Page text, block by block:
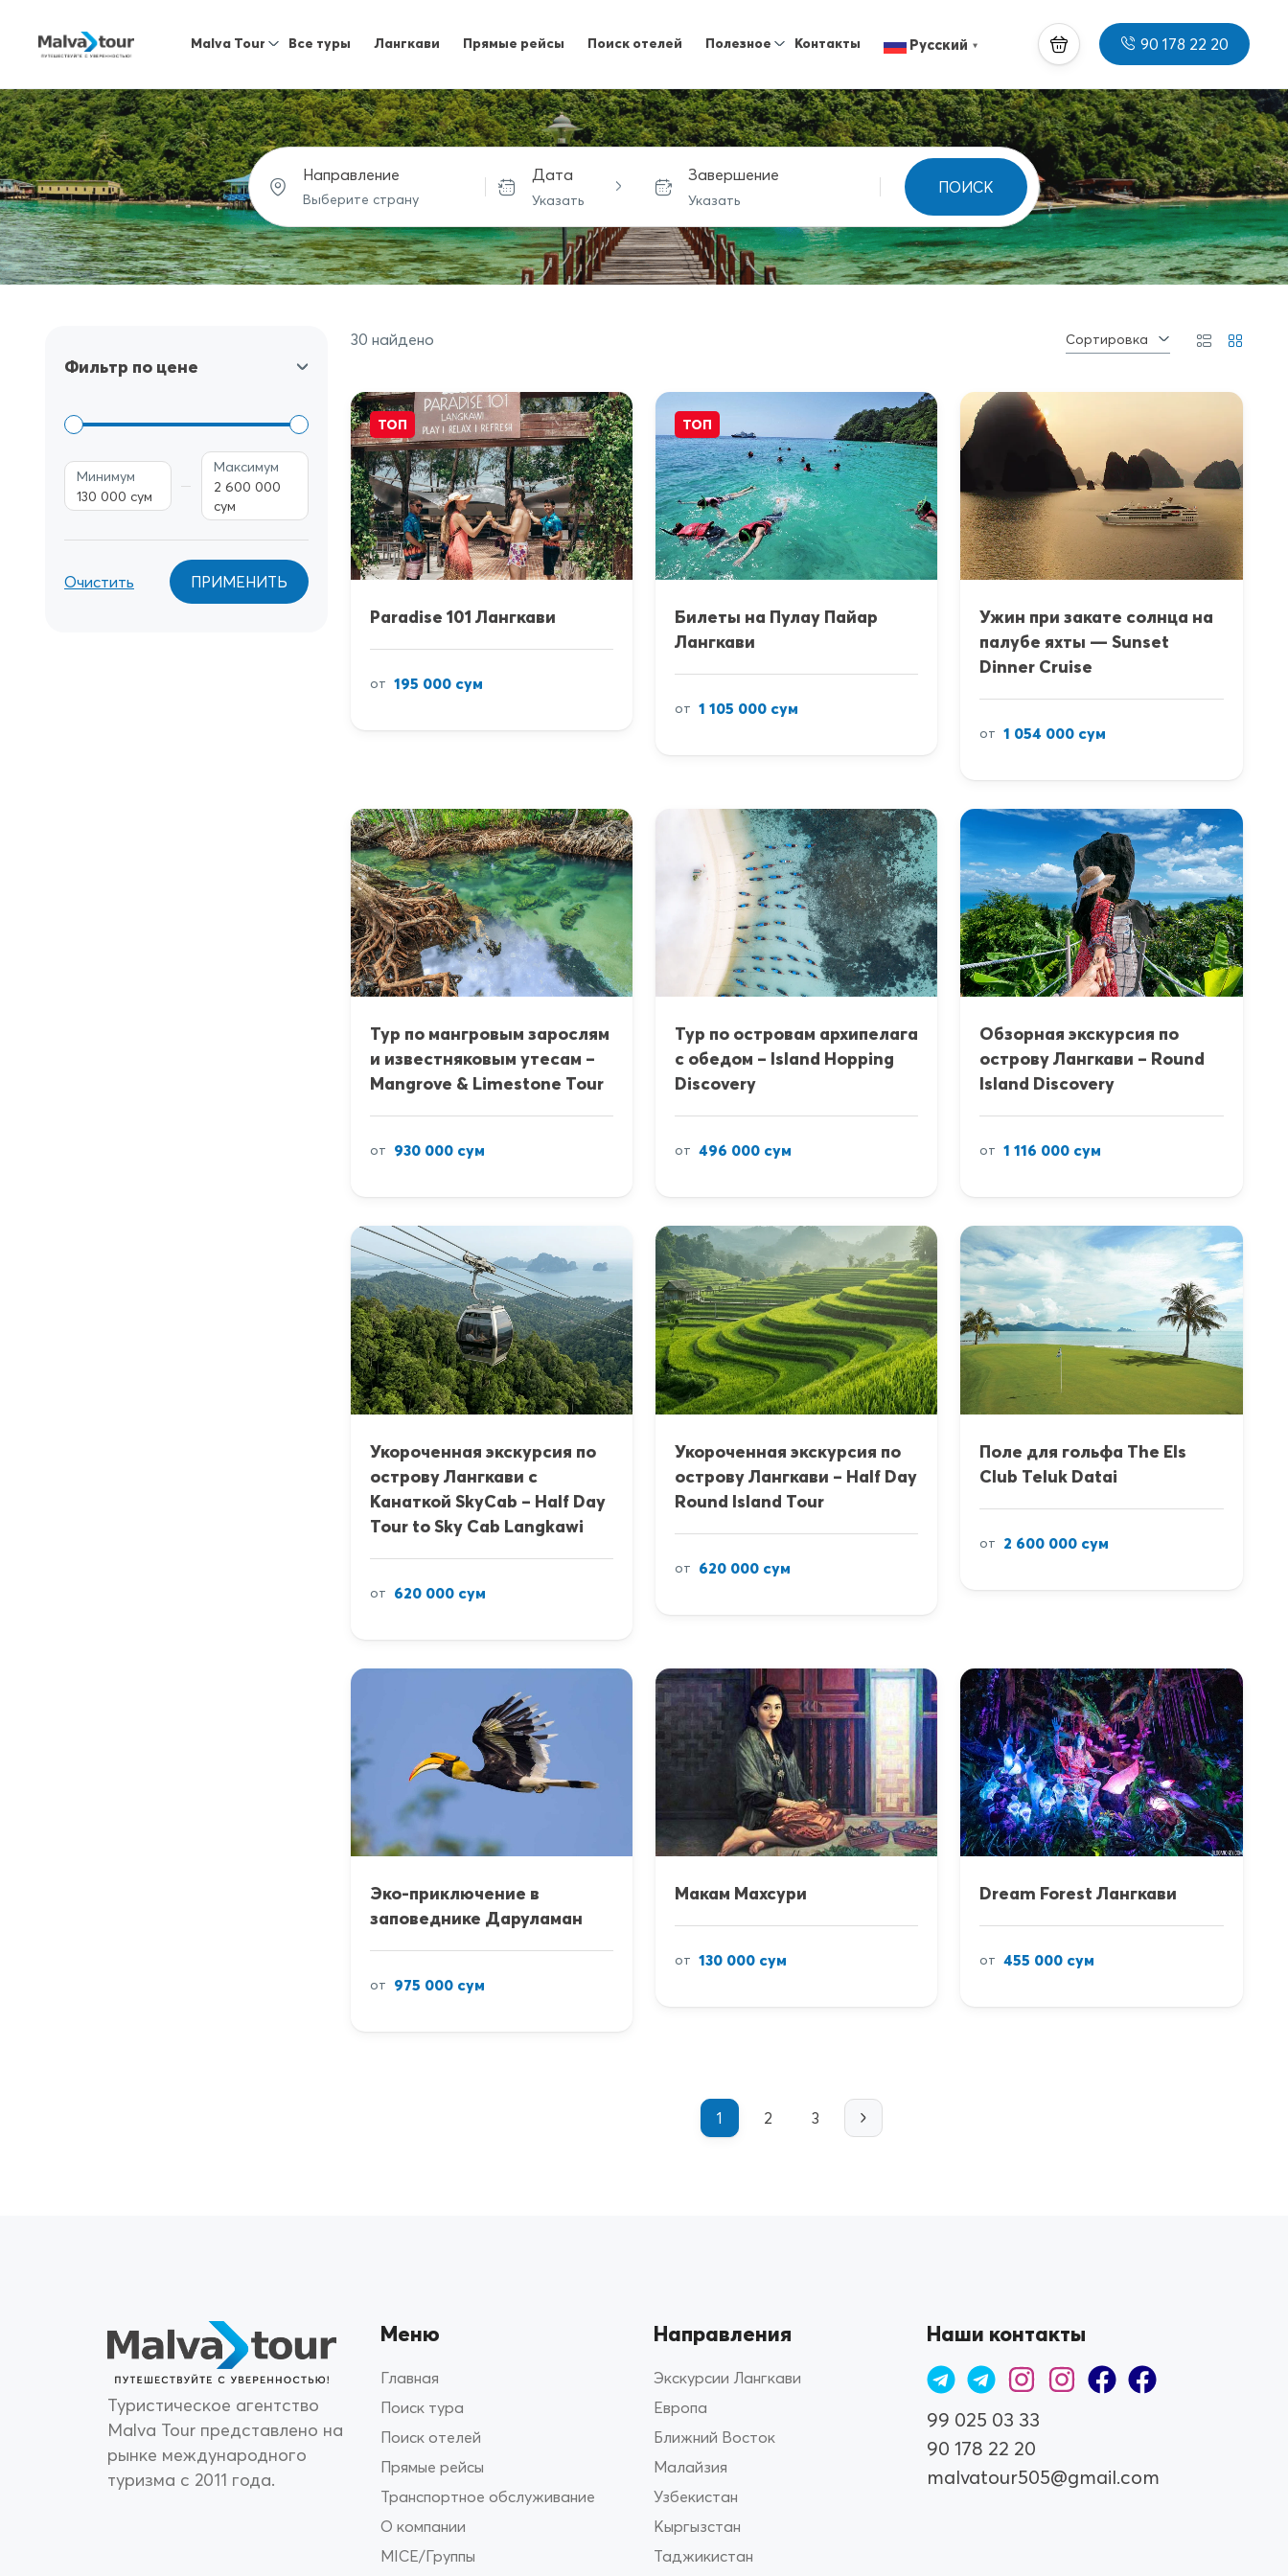
Malva Tour Все туры Лангкави Прямые рейсы Поиск отелей Полезное Контакты Русский ▼ 90 178 22 20
Направление Дата
Указать
Завершение
Указать
ПОИСК
Фильтр по цене
Минимум
130 000 сум
Максимум
2 600 000
сум
Очистить ПРИМЕНИТЬ
Сортировка
30 найдено
ТОП
Paradise 101 Лангкави
от 195 000 сум
ТОП
Билеты на Пулау Пайар
Лангкави
от 1 105 000 сум
Ужин при закате солнца на
палубе яхты — Sunset
Dinner Cruise
от 1 054 000 сум
Тур по мангровым зарослям
и известняковым утесам –
Mangrove & Limestone Tour
от 930 000 сум
Тур по островам архипелага
с обедом – Island Hopping
Discovery
от 496 000 сум
Обзорная экскурсия по
острову Лангкави – Round
Island Discovery
от 1 116 000 сум
Укороченная экскурсия по
острову Лангкави с
Канаткой SkyCab – Half Day
Tour to Sky Cab Langkawi
от 620 000 сум
Укороченная экскурсия по
острову Лангкави – Half Day
Round Island Tour
от 620 000 сум
Поле для гольфа The Els
Club Teluk Datai
от 2 600 000 сум
Эко-приключение в
заповеднике Даруламан
от 975 000 сум
Макам Махсури
от 130 000 сум
Dream Forest Лангкави
от 455 000 сум
1 2 3
Туристическое агентство
Malva Tour представлено на
рынке международного
туризма с 2011 года.
Меню
Главная
Поиск тура
Поиск отелей
Прямые рейсы
Транспортное обслуживание
О компании
MICE/Группы
Направления
Экскурсии Лангкави
Европа
Ближний Восток
Малайзия
Узбекистан
Кыргызстан
Таджикистан
Наши контакты
99 025 03 33
90 178 22 20
malvatour505@gmail.com